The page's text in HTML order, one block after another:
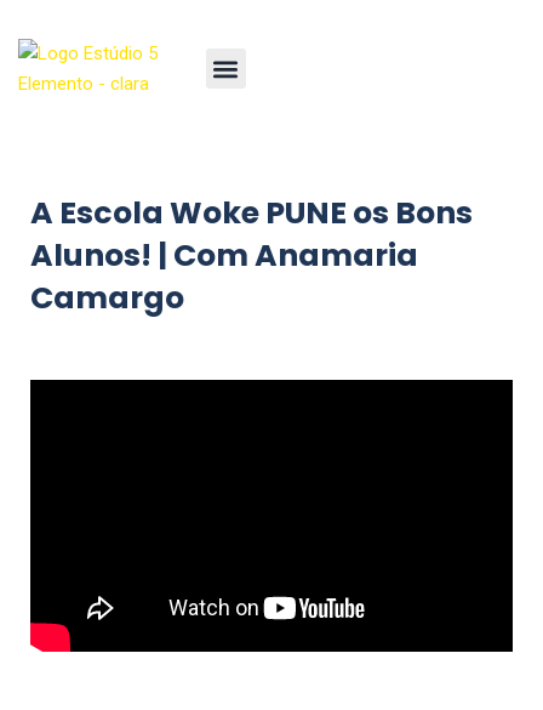
A Escola Woke PUNE os Bons
Alunos! | Com Anamaria
Camargo